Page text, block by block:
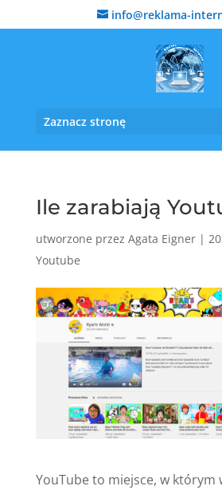
info@reklama-
Zaznacz stronę
Ile zarabiają
utworzone przez Agata Eigner|
Youtube
YouTube to miejsce, w którym